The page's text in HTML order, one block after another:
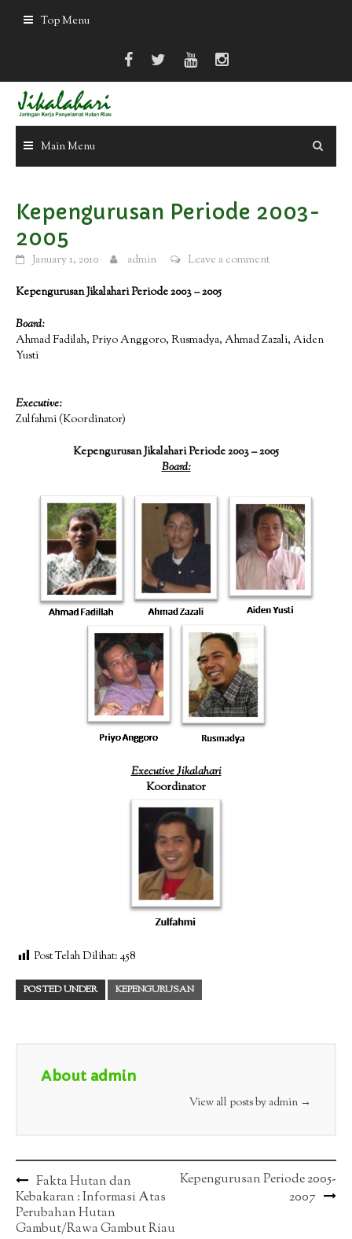
Top Menu
Main Menu
Kepengurusan Periode 2003-
2005
January 1, 2010 admin Leave a comment
Kepengurusan Jikalahari Periode 2003 – 2005
Board:
Ahmad Fadilah, Priyo Anggoro, Rusmadya, Ahmad Zazali, Aiden
Yusti
Executive:
Zulfahmi (Koordinator)
Kepengurusan Jikalahari Periode 2003 – 2005
Board:
Executive Jikalahari
Koordinator
Post Telah Dilihat: 458
POSTED UNDER KEPENGURUSAN
About admin
View all posts by admin →
Post
navigation
Fakta Hutan dan
Kebakaran : Informasi Atas
Perubahan Hutan
Gambut/Rawa Gambut Riau
Kepengurusan Periode 2005-
2007